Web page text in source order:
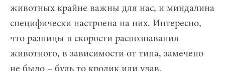
животных крайне важны для нас, и миндалина
специфически настроена на них. Интересно,
что разницы в скорости распознавания
животного, в зависимости от типа, замечено
не было – будь то кролик или удав.